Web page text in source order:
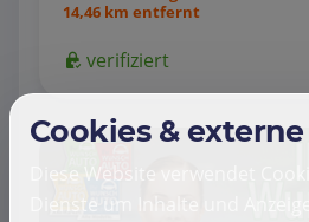
14,46 km entfernt
verifiziert
Cookies &
Diese Website verwendet
Dienste um Inhalte und